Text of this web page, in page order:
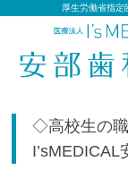
厚生労働省指定
◇高校生の